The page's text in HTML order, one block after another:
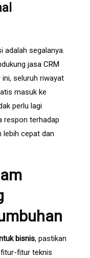
adalah segalanya.
jasa CRM
ini, seluruh riwayat
masuk ke
perlu lagi
respon terhadap
lebih cepat dan
bisnis, pastikan
fitur teknis